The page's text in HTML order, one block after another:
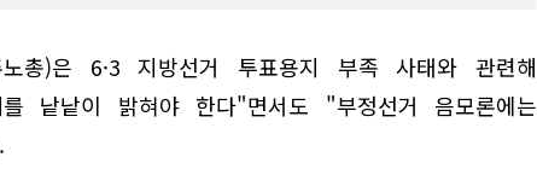
노총)은 6·3 지방선거 투표용지 부족 사태와 관련해
를 낱낱이 밝혀야 한다"면서도 "부정선거 음모론에는